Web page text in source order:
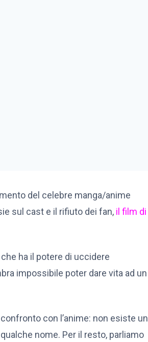
del celebre manga/anime
sul cast e il rifiuto dei fan, il film di
ha il potere di uccidere
impossibile poter dare vita ad un
con l’anime: non esiste un
nome. Per il resto, parliamo